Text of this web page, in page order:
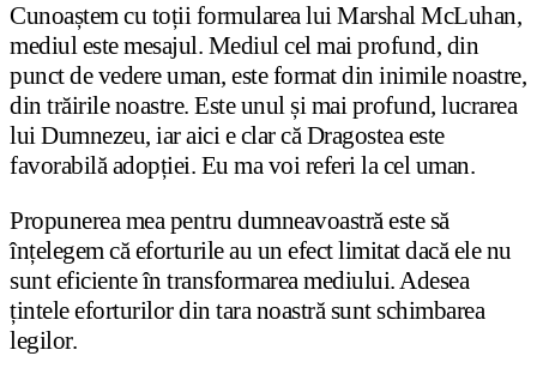
Cunoaștem cu toții formularea lui Marshal McLuhan,
mediul este mesajul. Mediul cel mai profund, din
punct de vedere uman, este format din inimile noastre,
din trăirile noastre. Este unul și mai profund, lucrarea
lui Dumnezeu, iar aici e clar că Dragostea este
favorabilă adopției. Eu ma voi referi la cel uman.
Propunerea mea pentru dumneavoastră este să
înțelegem că eforturile au un efect limitat dacă ele nu
sunt eficiente în transformarea mediului. Adesea
țintele eforturilor din tara noastră sunt schimbarea
legilor.